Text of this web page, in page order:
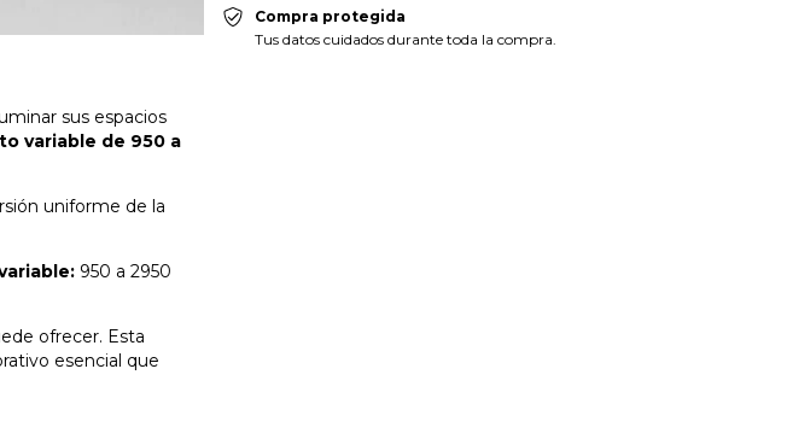
sus espacios
variable de 950 a
uniforme de la
950 a 2950
ofrecer. Esta
esencial que
Compra protegida
Tus datos cuidados durante toda la compra.